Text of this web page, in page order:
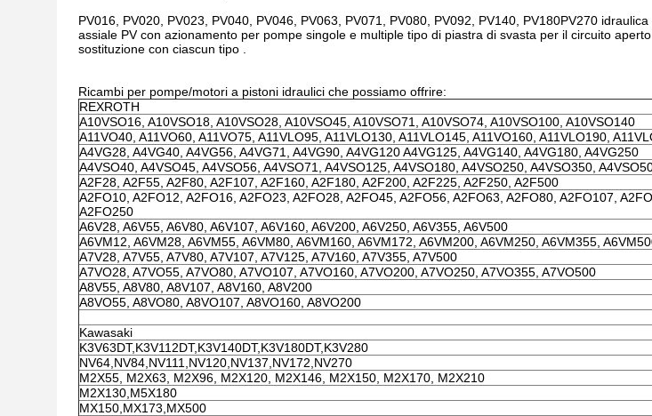
PV016, PV020, PV023, PV040, PV046, PV063, PV071, PV080, PV092, PV140, PV180PV270
assiale PV con azionamento per pompe singole e multiple tipo di piastra di svasta per il circuito
sostituzione con ciascun tipo .
Ricambi per pompe/motori a pistoni idraulici che possiamo offrire:
REXROTH
A10VSO16, A10VSO18, A10VSO28, A10VSO45, A10VSO71, A10VSO74, A10VSO100, A10VSO140
A11VO40, A11VO60, A11VO75, A11VLO95, A11VLO130, A11VLO145, A11VO160, A11VLO190,
A4VG28, A4VG40, A4VG56, A4VG71, A4VG90, A4VG120 A4VG125, A4VG140, A4VG180, A4VG250
A4VSO40, A4VSO45, A4VSO56, A4VSO71, A4VSO125, A4VSO180, A4VSO250, A4VSO350,
A2F28, A2F55, A2F80, A2F107, A2F160, A2F180, A2F200, A2F225, A2F250, A2F500
A2FO10, A2FO12, A2FO16, A2FO23, A2FO28, A2FO45, A2FO56, A2FO63, A2FO80, A2FO107,
A2FO250
A6V28, A6V55, A6V80, A6V107, A6V160, A6V200, A6V250, A6V355, A6V500
A6VM12, A6VM28, A6VM55, A6VM80, A6VM160, A6VM172, A6VM200, A6VM250, A6VM355,
A7V28, A7V55, A7V80, A7V107, A7V125, A7V160, A7V355, A7V500
A7VO28, A7VO55, A7VO80, A7VO107, A7VO160, A7VO200, A7VO250, A7VO355, A7VO500
A8V55, A8V80, A8V107, A8V160, A8V200
A8VO55, A8VO80, A8VO107, A8VO160, A8VO200
Kawasaki
K3V63DT,K3V112DT,K3V140DT,K3V180DT,K3V280
NV64,NV84,NV111,NV120,NV137,NV172,NV270
M2X55, M2X63, M2X96, M2X120, M2X146, M2X150, M2X170, M2X210
M2X130,M5X180
MX150,MX173,MX500